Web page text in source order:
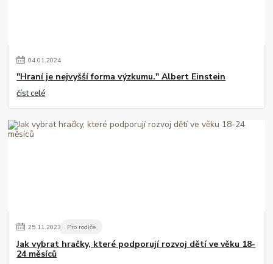
04.01.2024
"Hraní je nejvyšší forma výzkumu." Albert Einstein
číst celé
25.11.2023 Pro rodiče
Jak vybrat hračky, které podporují rozvoj dětí ve věku 18-
24 měsíců